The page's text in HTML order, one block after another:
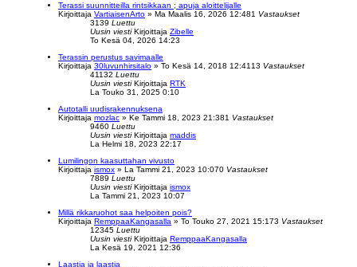
Terassi suunnitteilla rintsikkaan ; apuja aloittelijalle
Kirjoittaja VartiaisenArto » Ma Maalis 16, 2026 12:481 Vastaukset
3139 Luettu
Uusin viesti Kirjoittaja Zibelle
To Kesä 04, 2026 14:23
Terassin perustus savimaalle
Kirjoittaja 30luvunhirsitalo » To Kesä 14, 2018 12:4113 Vastaukset
41132 Luettu
Uusin viesti Kirjoittaja RTK
La Touko 31, 2025 0:10
Autotalli uudisrakennuksena
Kirjoittaja mozlac » Ke Tammi 18, 2023 21:381 Vastaukset
9460 Luettu
Uusin viesti Kirjoittaja maddis
La Helmi 18, 2023 22:17
Lumilingon kaasuttahan vivusto
Kirjoittaja ismox » La Tammi 21, 2023 10:070 Vastaukset
7889 Luettu
Uusin viesti Kirjoittaja ismox
La Tammi 21, 2023 10:07
Millä rikkaruohot saa helpoiten pois?
Kirjoittaja RemppaaKangasalla » To Touko 27, 2021 15:173 Vastaukset
12345 Luettu
Uusin viesti Kirjoittaja RemppaaKangasalla
La Kesä 19, 2021 12:36
Laastia ja laastia